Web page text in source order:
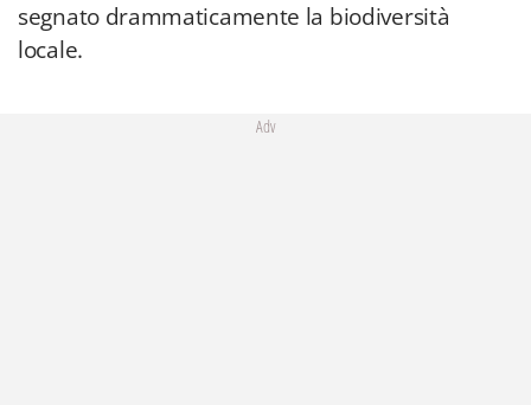
segnato drammaticamente la biodiversità
locale.
Adv